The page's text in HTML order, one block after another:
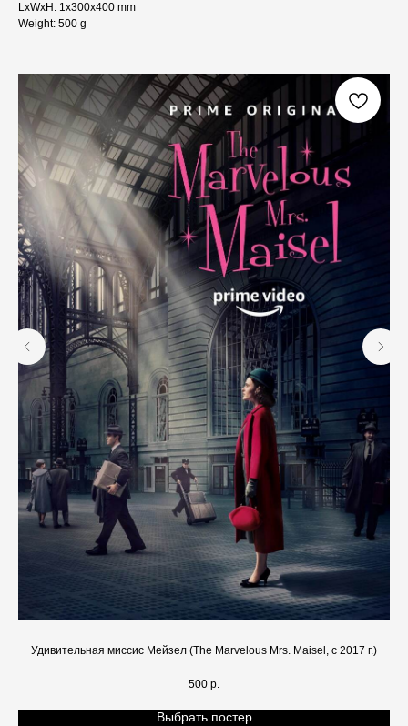
LxWxH: 1x300x400 mm
Weight: 500 g
Удивительная миссис Мейзел (The Marvelous Mrs. Maisel, с 2017 г.)
500 р.
Выбрать постер